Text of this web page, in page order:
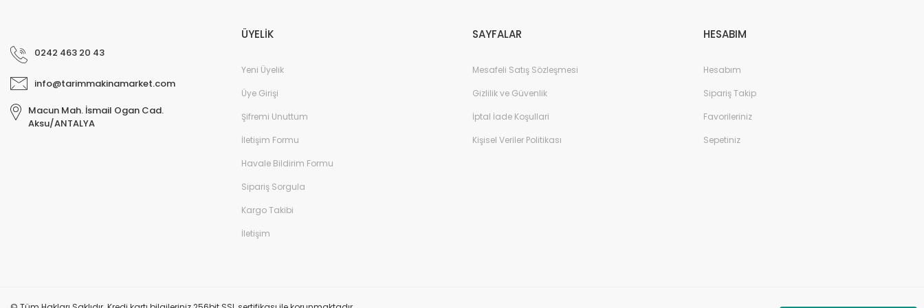
0242 463 20 43
info@tarimmakinamarket.com
Macun Mah. İsmail Ogan Cad.
Aksu/ANTALYA
ÜYELİK
Yeni Üyelik
Üye Girişi
Şifremi Unuttum
İletişim Formu
Havale Bildirim Formu
Sipariş Sorgula
Kargo Takibi
İletişim
SAYFALAR
Mesafeli Satış Sözleşmesi
Gizlilik ve Güvenlik
İptal İade Koşullari
Kişisel Veriler Politikası
HESABIM
Hesabım
Sipariş Takip
Favorileriniz
Sepetiniz